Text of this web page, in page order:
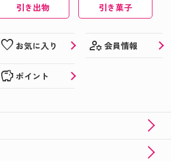
引き出物 引き菓子
favorite お気に入り manage_accounts 会員情報
savings ポイント